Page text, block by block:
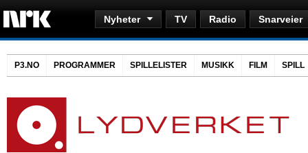
Nyheter TV Radio Snarveier
P3.NO PROGRAMMER SPILLELISTER MUSIKK FILM SPILL